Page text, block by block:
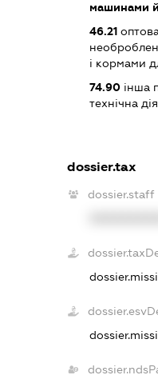
машинами й
46.21
і кормами
74.90 інша
технічна
dossier.tax
dossier.staff